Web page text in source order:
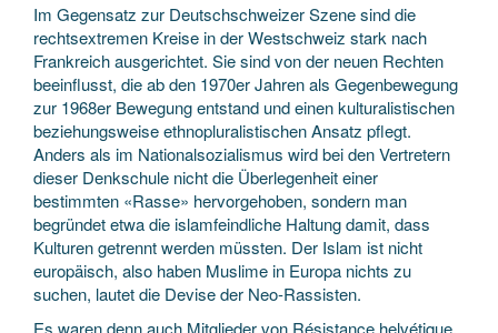
Im Gegensatz zur Deutschschweizer Szene sind die
rechtsextremen Kreise in der Westschweiz stark nach
Frankreich ausgerichtet. Sie sind von der neuen Rechten
beeinflusst, die ab den 1970er Jahren als Gegenbewegung
zur 1968er Bewegung entstand und einen kulturalistischen
beziehungsweise ethnopluralistischen Ansatz pflegt.
Anders als im Nationalsozialismus wird bei den Vertretern
dieser Denkschule nicht die Überlegenheit einer
bestimmten «Rasse» hervorgehoben, sondern man
begründet etwa die islamfeindliche Haltung damit, dass
Kulturen getrennt werden müssten. Der Islam ist nicht
europäisch, also haben Muslime in Europa nichts zu
suchen, lautet die Devise der Neo-Rassisten.
Es waren denn auch Mitglieder von Résistance helvétique,